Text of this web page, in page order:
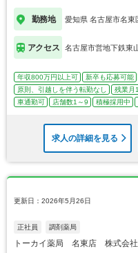
勤務地 愛知県 名古屋市名東
アクセス 名古屋市営地下鉄東
年収800万円以上可 新卒も応募可能
原則、引越しを伴う転勤なし
残業月
車通勤可
店舗数1～9 積極採用中
求人の詳細を見る
更新日：2026年5月26日
正社員 調剤薬局
トーカイ薬局 名東店 株式会社